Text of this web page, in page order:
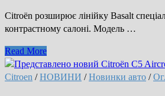
характеристики
(відео)
Citroën розширює лінійку Basalt
контрастному салоні. Модель …
Citroën
Basalt
Dark
Read More
Citroen /НОВИНИ /Новинки авто /